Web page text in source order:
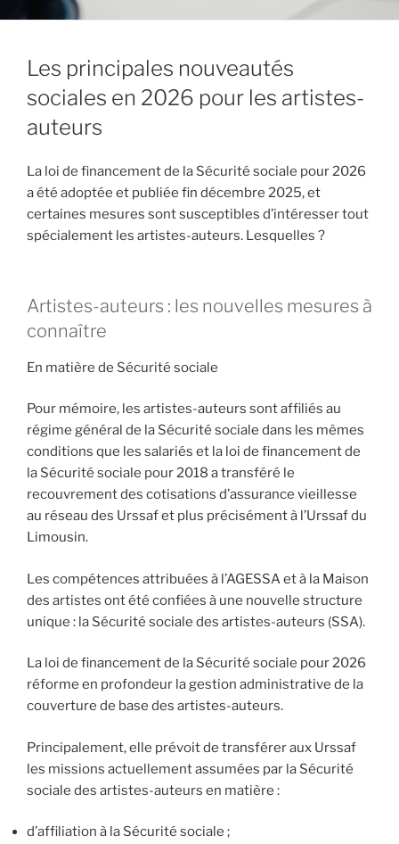
Les principales nouveautés
sociales en 2026 pour les artistes-
auteurs
La loi de financement de la Sécurité sociale pour 2026
a été adoptée et publiée fin décembre 2025, et
certaines mesures sont susceptibles d’intéresser tout
spécialement les artistes-auteurs. Lesquelles ?
Artistes-auteurs : les nouvelles mesures à
connaître
En matière de Sécurité sociale
Pour mémoire, les artistes-auteurs sont affiliés au
régime général de la Sécurité sociale dans les mêmes
conditions que les salariés et la loi de financement de
la Sécurité sociale pour 2018 a transféré le
recouvrement des cotisations d’assurance vieillesse
au réseau des Urssaf et plus précisément à l’Urssaf du
Limousin.
Les compétences attribuées à l’AGESSA et à la Maison
des artistes ont été confiées à une nouvelle structure
unique : la Sécurité sociale des artistes-auteurs (SSA).
La loi de financement de la Sécurité sociale pour 2026
réforme en profondeur la gestion administrative de la
couverture de base des artistes-auteurs.
Principalement, elle prévoit de transférer aux Urssaf
les missions actuellement assumées par la Sécurité
sociale des artistes-auteurs en matière :
d’affiliation à la Sécurité sociale ;